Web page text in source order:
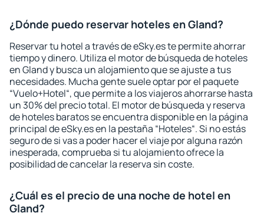
¿Dónde puedo reservar hoteles en Gland?
Reservar tu hotel a través de eSky.es te permite ahorrar
tiempo y dinero. Utiliza el motor de búsqueda de hoteles
en Gland y busca un alojamiento que se ajuste a tus
necesidades. Mucha gente suele optar por el paquete
“Vuelo+Hotel“, que permite a los viajeros ahorrarse hasta
un 30% del precio total. El motor de búsqueda y reserva
de hoteles baratos se encuentra disponible en la página
principal de eSky.es en la pestaña “Hoteles“. Si no estás
seguro de si vas a poder hacer el viaje por alguna razón
inesperada, comprueba si tu alojamiento ofrece la
posibilidad de cancelar la reserva sin coste.
¿Cuál es el precio de una noche de hotel en
Gland?